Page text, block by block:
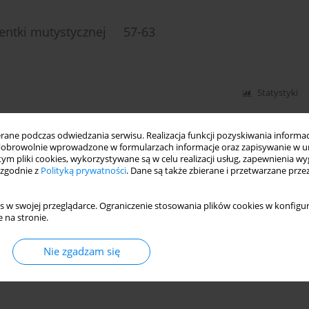
podczas odwiedzania serwisu. Realizacja funkcji pozyskiwania
wprowadzone w formularzach informacje oraz zapisywanie w
pliki cookies, wykorzystywane są w celu realizacji usług, zapewnienia
z Polityką prywatności. Dane są także zbierane i przetwarzane
w swojej przeglądarce. Ograniczenie stosowania plików cookies w
na stronie.
Nie zgadzam się
mutystycznej 57-63
Statystyki
lęk w przebiegu jadłowstrętu psychicznego.
35-60